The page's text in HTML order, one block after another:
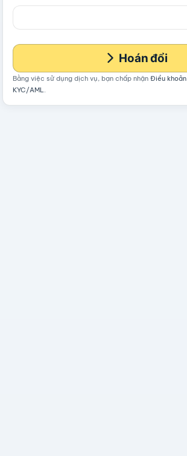
Hoán đổi
Bằng việc sử dụng dịch vụ, bạn chấp nhận Điều khoản
KYC/AML